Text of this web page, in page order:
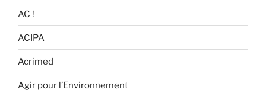
AC !
ACIPA
Acrimed
Agir pour l’Environnement